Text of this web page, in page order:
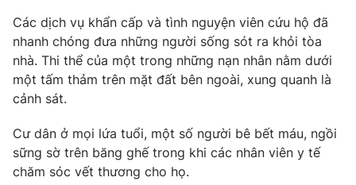
VTV4 Vươn mình bằng AI
VTV9 VTV8
Liên hệ tòa soạn English
Các dịch vụ khẩn cấp và tình nguyện viên cứu hộ đã
nhanh chóng đưa những người sống sót ra khỏi tòa
nhà. Thi thể của một trong những nạn nhân nằm dưới
một tấm thảm trên mặt đất bên ngoài, xung quanh là
cảnh sát.
Cư dân ở mọi lứa tuổi, một số người bê bết máu, ngồi
sững sờ trên băng ghế trong khi các nhân viên y tế
chăm sóc vết thương cho họ.